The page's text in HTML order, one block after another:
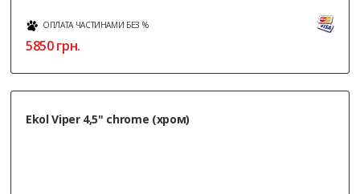
ОПЛАТА ЧАСТИНАМИ БЕЗ %
5850грн.
Ekol Viper 4,5" chrome (хром)